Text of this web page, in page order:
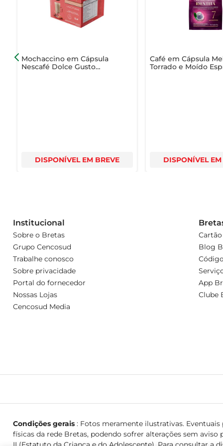
Mochaccino em Cápsula
Nescafé Dolce Gusto
DISPONÍVEL EM BREVE
Café em Cápsula
Torrado e Moído
DISPONÍVEL EM
Institucional
Sobre o Bretas
Grupo Cencosud
Trabalhe conosco
Sobre privacidade
Portal do fornecedor
Nossas Lojas
Cencosud Media
Blog
App
Clube
Condições gerais: Fotos meramente ilustrativas. Eventuais
físicas da rede Bretas, podendo sofrer alterações sem aviso